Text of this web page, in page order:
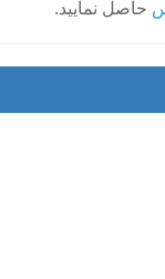
حاصل نمایید.